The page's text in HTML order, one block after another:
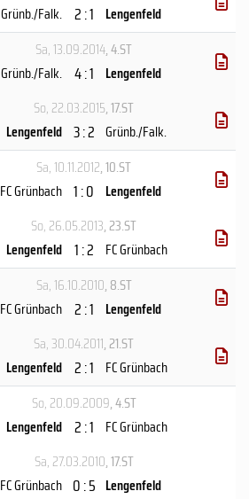
Grünb./Falk. 2 : 1 Lengenfeld
Sa, 13.09.2014, 4.ST
Grünb./Falk. 4 : 1 Lengenfeld
So, 22.03.2015, 17.ST
Lengenfeld 3 : 2 Grünb./Falk.
Sa, 10.11.2012, 10.ST
FC Grünbach 1 : 0 Lengenfeld
So, 26.05.2013, 23.ST
Lengenfeld 1 : 2 FC Grünbach
Sa, 16.10.2010, 8.ST
FC Grünbach 2 : 1 Lengenfeld
Sa, 30.04.2011, 21.ST
Lengenfeld 2 : 1 FC Grünbach
So, 20.09.2009, 4.ST
Lengenfeld 2 : 1 FC Grünbach
Sa, 27.03.2010, 17.ST
FC Grünbach 0 : 5 Lengenfeld